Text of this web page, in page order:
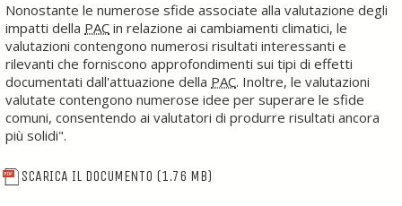
Nonostante le numerose sfide associate alla valutazione degli
impatti della PAC in relazione ai cambiamenti climatici, le
valutazioni contengono numerosi risultati interessanti e
rilevanti che forniscono approfondimenti sui tipi di effetti
documentati dall'attuazione della PAC. Inoltre, le valutazioni
valutate contengono numerose idee per superare le sfide
comuni, consentendo ai valutatori di produrre risultati ancora
più solidi".
SCARICA IL DOCUMENTO (1.76 MB)